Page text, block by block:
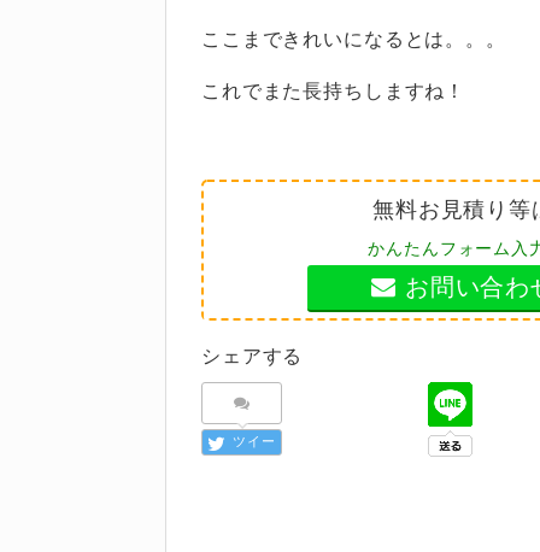
ここまできれいになるとは。。。
これでまた長持ちしますね！
無料お見積り等
かんたんフォーム入
お問い合わ
シェアする
ツイー